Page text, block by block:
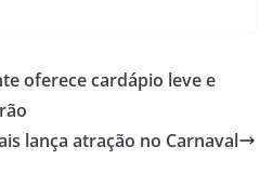
oferece cardápio leve e
lança atração no Carnaval